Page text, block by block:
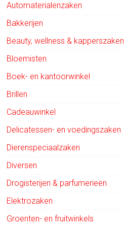
Automaterialenzaken
Bakkerijen
Beauty, wellness & kapperszaken
Bloemisten
Boek- en kantoorwinkel
Brillen
Cadeauwinkel
Delicatessen- en voedingszaken
Dierenspeciaalzaken
Diversen
Drogisterijen & parfumerieën
Elektrozaken
Groenten- en fruitwinkels